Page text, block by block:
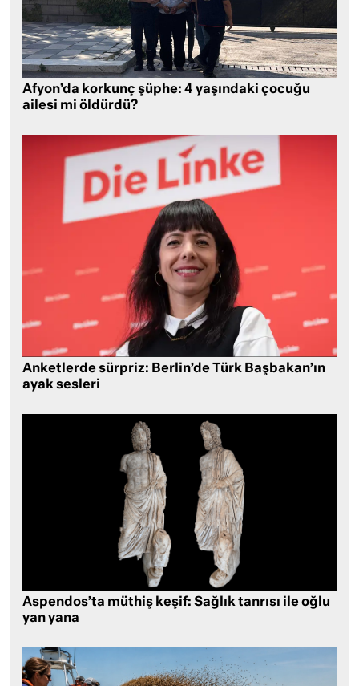
Afyon’da korkunç şüphe: 4 yaşındaki çocuğu
ailesi mi öldürdü?
Anketlerde sürpriz: Berlin’de Türk Başbakan’ın
ayak sesleri
Aspendos’ta müthiş keşif: Sağlık tanrısı ile oğlu
yan yana